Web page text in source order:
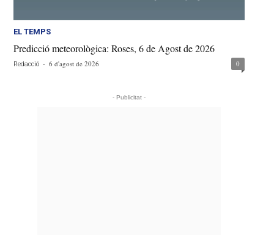
EL TEMPS
Predicció meteorològica: Roses, 6 de Agost de 2026
Redacció - 6 d'agost de 2026 0
- Publicitat -